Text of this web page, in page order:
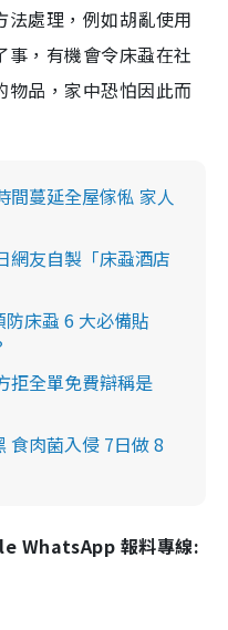
法處理，例如胡亂使用
，有機會令床蝨在社
物品，家中恐怕因此而
間蔓延全屋傢俬 家人
網友自製「床蝨酒店
防床蝨 6 大必備貼
拒全單免費辯稱是
食肉菌入侵 7日做 8
WhatsApp 報料專線: